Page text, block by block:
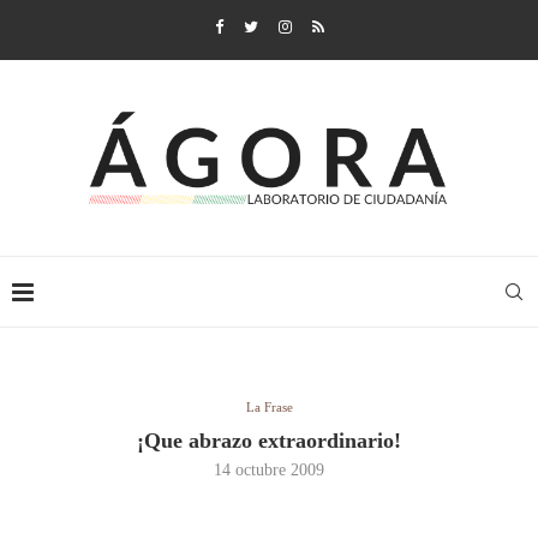
La Frase
¡Que abrazo extraordinario!
14 octubre 2009